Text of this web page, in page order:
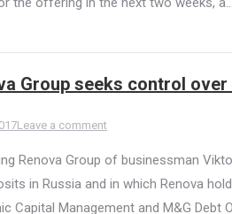
Group seeks control
Leave a comment
Renova Group of businessman
in Russia and in which Renova
Capital Management and M&G Debt